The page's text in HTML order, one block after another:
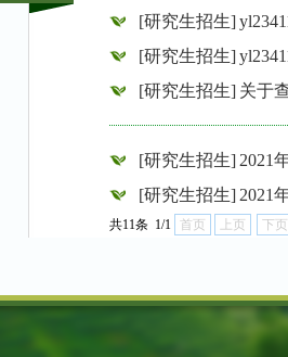
[研究生招生]
[研究生招生]
[研究生招生] 关于
[研究生招生] 2021
[研究生招生] 2021
共11条 1/1 首页 上页 下页